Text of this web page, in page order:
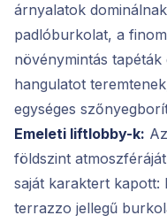
árnyalatok
padlóburkolat, a
növénymintás
hangulatot
egységes
Emeleti liftlobby-k:
földszint
saját karaktert
terrazzo jellegű